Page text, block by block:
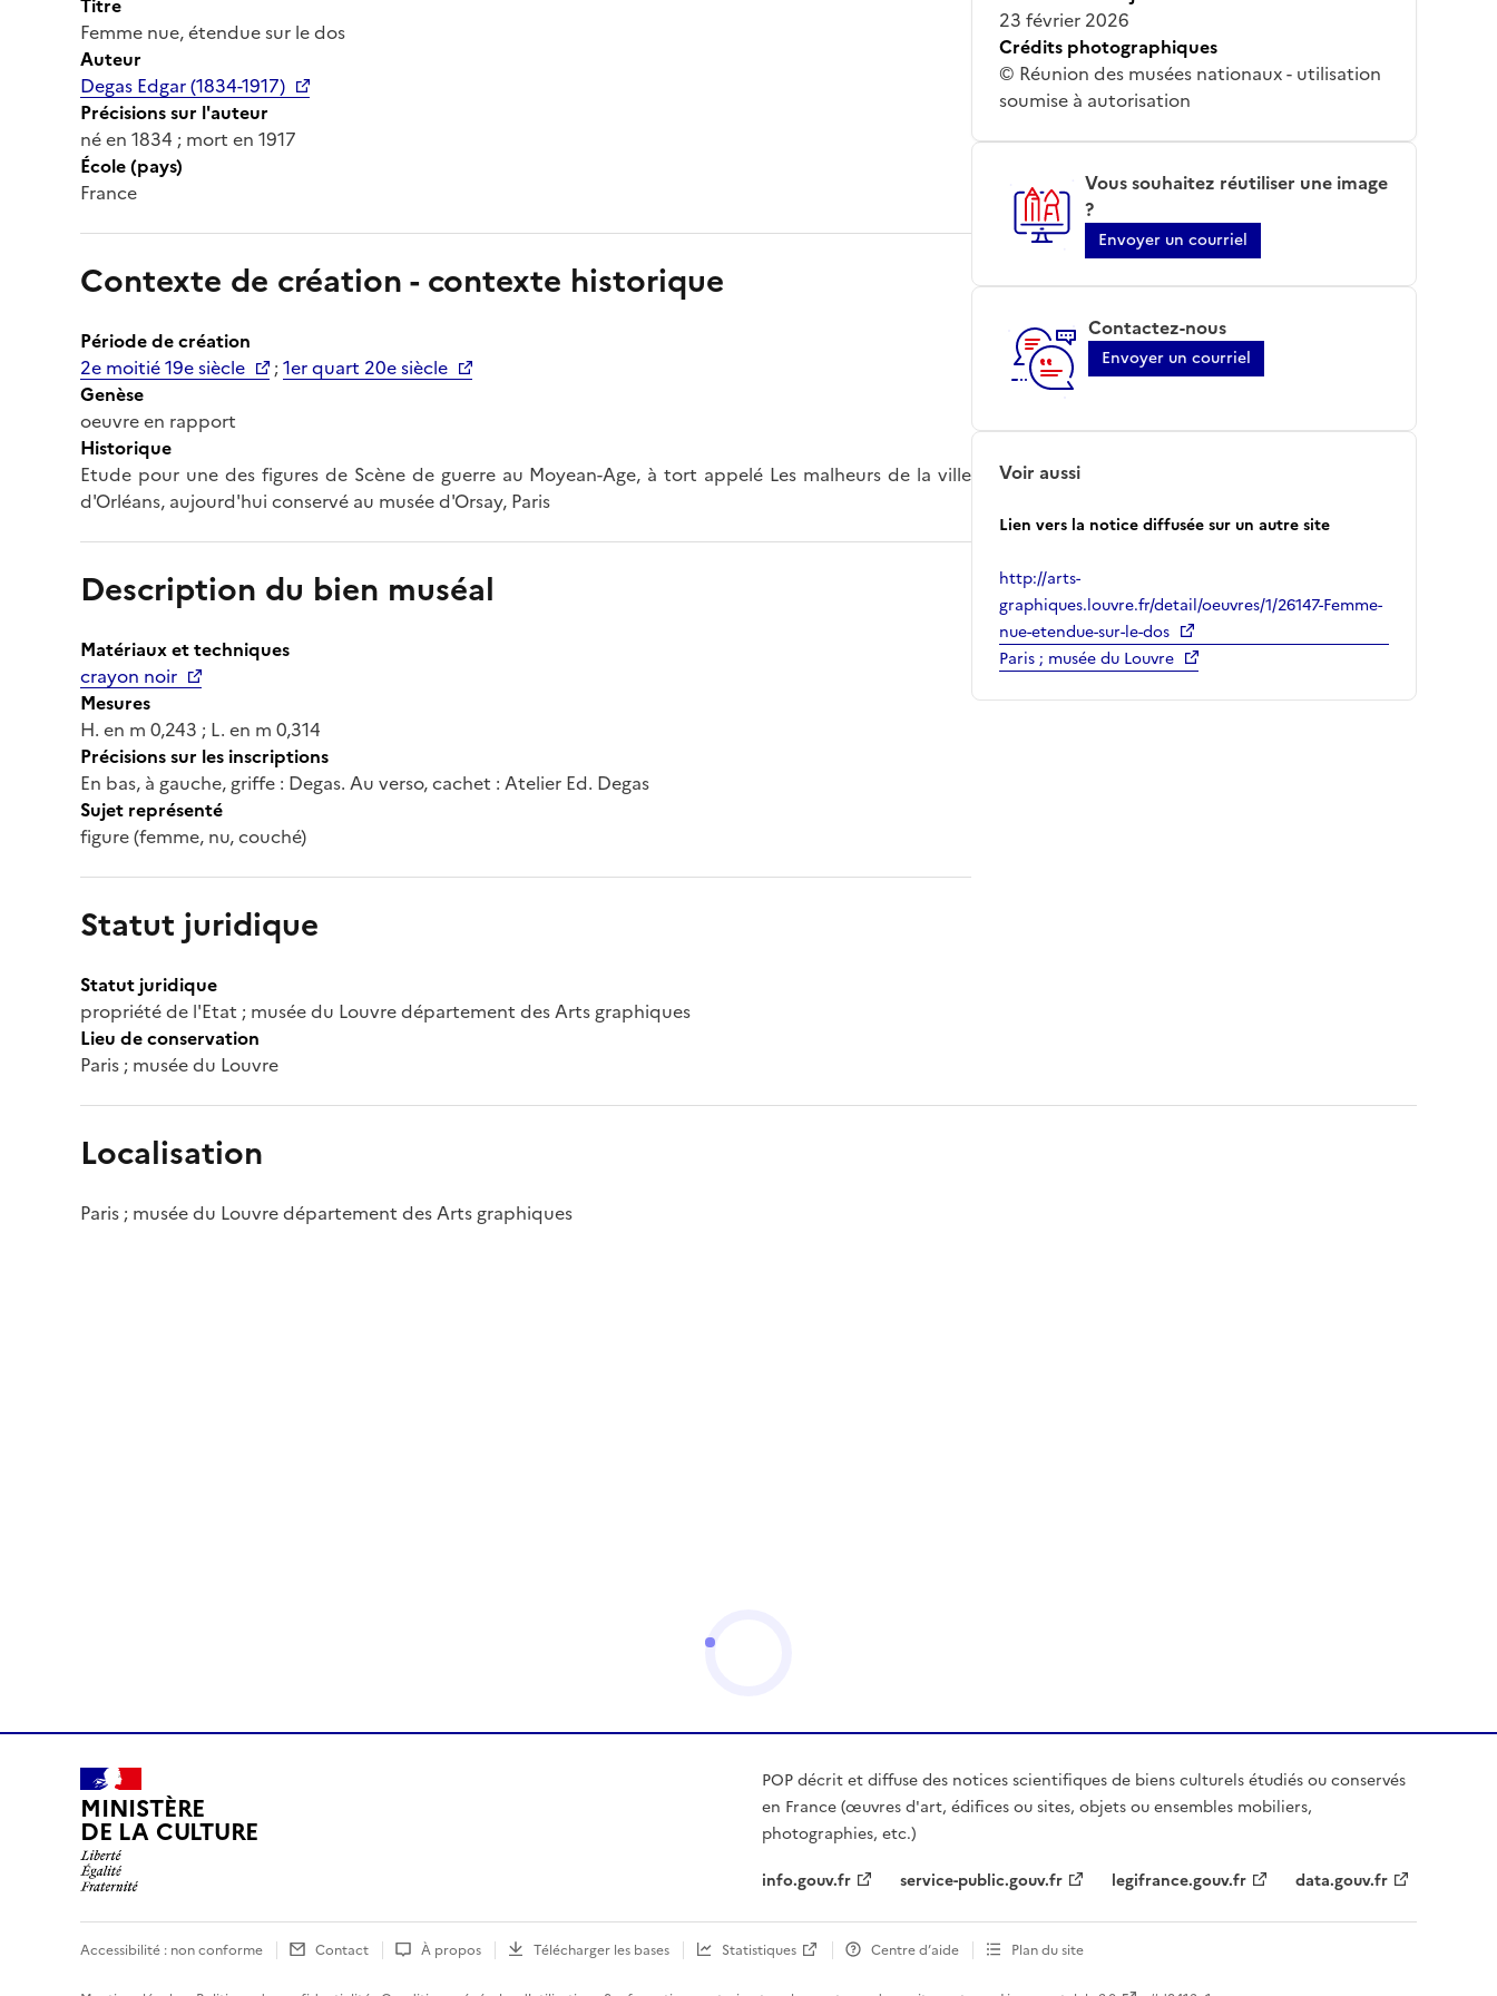
Femme nue, étendue sur le dos
Auteur
Degas Edgar (1834-1917)
Précisions sur l'auteur
né en 1834 ; mort en 1917
École (pays)
France
Contexte de création - contexte historique
Période de création
2e moitié 19e siècle
;1er quart 20e siècle
Genèse
oeuvre en rapport
Historique
Etude pour une des figures de Scène de guerre au Moyean-Age, à tort appelé Les malheurs de la ville
d'Orléans, aujourd'hui conservé au musée d'Orsay, Paris
Description du bien muséal
Matériaux et techniques
crayon noir
Mesures
H. en m 0,243 ; L. en m 0,314
Précisions sur les inscriptions
En bas, à gauche, griffe : Degas. Au verso, cachet : Atelier Ed. Degas
Sujet représenté
figure (femme, nu, couché)
Statut juridique
Statut juridique
propriété de l'Etat ; musée du Louvre département des Arts graphiques
Lieu de conservation
Paris ; musée du Louvre
23 février 2026
Crédits photographiques
© Réunion des musées nationaux - utilisation
soumise à autorisation
Vous souhaitez réutiliser une image
?
Envoyer un courriel
Contactez-nous
Envoyer un courriel
Voir aussi
Lien vers la notice diffusée sur un autre site
http://arts-
graphiques.louvre.fr/detail/oeuvres/1/26147-Femme-
nue-etendue-sur-le-dos
Paris ; musée du Louvre
Localisation
Paris ; musée du Louvre département des Arts graphiques
MINISTÈRE
DE LA CULTURE
POP décrit et diffuse des notices scientifiques de biens culturels étudiés ou conservés
en France (œuvres d'art, édifices ou sites, objets ou ensembles mobiliers,
photographies, etc.)
info.gouv.fr
service-public.gouv.fr legifrance.gouv.fr data.gouv.fr
Accessibilité : non conforme Contact À propos Télécharger les bases Statistiques Centre d’aide Plan du site